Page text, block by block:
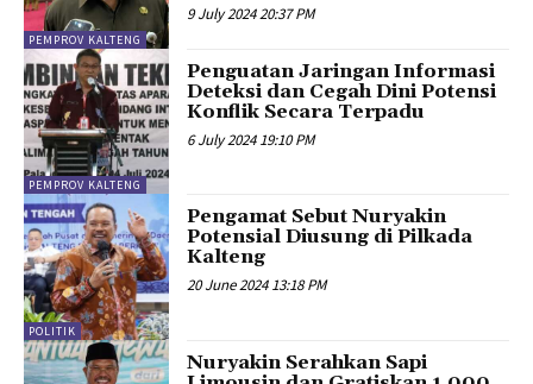
PEMPROV KALTENG
9 July 2024 20:37 PM
PEMPROV KALTENG
Penguatan Jaringan Informasi
Deteksi dan Cegah Dini Potensi
Konflik Secara Terpadu
6 July 2024 19:10 PM
POLITIK
Pengamat Sebut Nuryakin
Potensial Diusung di Pilkada
Kalteng
20 June 2024 13:18 PM
Nuryakin Serahkan Sapi